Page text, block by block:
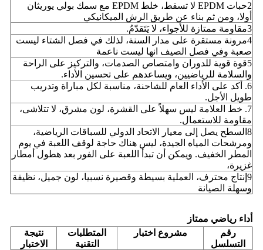
2حبات EPDM لا تسقط، خلط EPDM مع سمك بولي يوريثان
أولا، ومن ثم بناء عن طريق الرش الميكانيكي
3مقاومة ممتازة للأجواء، لا يَتَقدّمُ.
4مرونة مستقرة على مدار السنة، لذلك في فصل الشتاء ليست
صعبة وفي فصل الصيف انها ليست ناعمة
5قوة قوية للدوران وامتصاص الصدمات، والتركيز على الراحة
والسلامة للرياضيين، ويساعدهم على تحسين الأداء.
6. أكد على الأداء العام للشاحنة، مناسبة لكل مباراة وتدريب
طويل الأجل.
7. خط العلامة ليس سهلاً على القشرة، لون مشرق، لا تتلاشى،
مقاومة للاستعمال.
8السطح يصل إلى معيار الاتحاد الدولي للسباقات الرياضية،
ومرشحات المياه الجيدة، ليس هناك حاجة لوقف اللعبة في يوم
المطر الخفيف. ويمكن أن تبدأ اللعبة على الفور بعد هطول أمطار
غزيرة،
9إنتاج محترف، العملية بسيطة وقصيرة نسبيا، لون جميل، نظيفة
وسهلة الصيانة
أداء رياضي ممتاز
رقم
التسلسل
مشروع اختبار
المتطلبات
التقنية
نتيجة
الاختبار